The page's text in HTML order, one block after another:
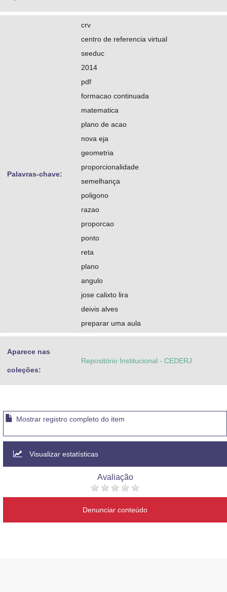
Palavras-chave:
crv
centro de referencia virtual
seeduc
2014
pdf
formacao continuada
matematica
plano de acao
nova eja
geometria
proporcionalidade
semelhança
poligono
razao
proporcao
ponto
reta
plano
angulo
jose calixto lira
deivis alves
preparar uma aula
Aparece nas
coleções:
Repositório Institucional - CEDERJ
Mostrar registro completo do item
Visualizar estatísticas
Avaliação
Denunciar conteúdo